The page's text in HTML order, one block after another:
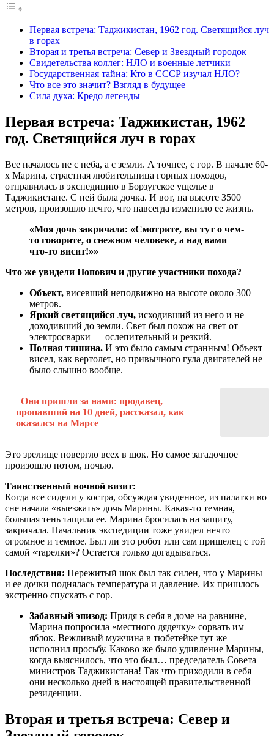
Первая встреча: Таджикистан, 1962 год. Светящийся луч
в горах
Вторая и третья встреча: Север и Звездный городок
Свидетельства коллег: НЛО и военные летчики
Государственная тайна: Кто в СССР изучал НЛО?
Что все это значит? Взгляд в будущее
Сила духа: Кредо легенды
Первая встреча: Таджикистан, 1962
год. Светящийся луч в горах
Все началось не с неба, а с земли. А точнее, с гор. В начале 60-
х Марина, страстная любительница горных походов,
отправилась в экспедицию в Борзугское ущелье в
Таджикистане. С ней была дочка. И вот, на высоте 3500
метров, произошло нечто, что навсегда изменило ее жизнь.
«Моя дочь закричала: «Смотрите, вы тут о чем-
то говорите, о снежном человеке, а над вами
что-то висит!»»
Что же увидели Попович и другие участники похода?
Объект, висевший неподвижно на высоте около 300
метров.
Яркий светящийся луч, исходивший из него и не
доходивший до земли. Свет был похож на свет от
электросварки — ослепительный и резкий.
Полная тишина. И это было самым странным! Объект
висел, как вертолет, но привычного гула двигателей не
было слышно вообще.
Они пришли за нами: продавец,
пропавший на 10 дней, рассказал, как
оказался на Марсе
Это зрелище повергло всех в шок. Но самое загадочное
произошло потом, ночью.
Таинственный ночной визит:
Когда все сидели у костра, обсуждая увиденное, из палатки во
сне начала «выезжать» дочь Марины. Какая-то темная,
большая тень тащила ее. Марина бросилась на защиту,
закричала. Начальник экспедиции тоже увидел нечто
огромное и темное. Был ли это робот или сам пришелец с той
самой «тарелки»? Остается только догадываться.
Последствия: Пережитый шок был так силен, что у Марины
и ее дочки поднялась температура и давление. Их пришлось
экстренно спускать с гор.
Забавный эпизод: Придя в себя в доме на равнине,
Марина попросила «местного дядечку» сорвать им
яблок. Вежливый мужчина в тюбетейке тут же
исполнил просьбу. Каково же было удивление Марины,
когда выяснилось, что это был… председатель Совета
министров Таджикистана! Так что приходили в себя
они несколько дней в настоящей правительственной
резиденции.
Вторая и третья встреча: Север и